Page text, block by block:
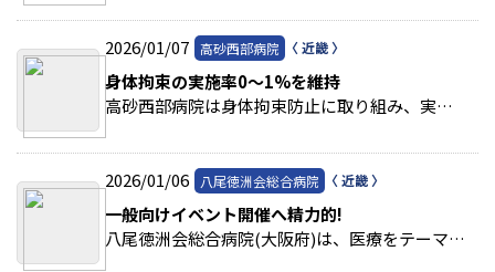
2026/01/07 高砂西部病院
身体拘束の実施率0～1%を維持
高砂西部病院は身体拘束防止に取り組み、実施率0～1%台を維持している。 >>続きを読む
2026/01/06 八尾徳洲会総合病院
一般向けイベント開催へ精力的!
八尾徳洲会総合病院(大阪府)は、医療をテーマとする一般向けイベントを本格的に再開した。 >>続きを読む